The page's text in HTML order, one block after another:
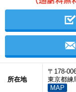
所在地
〒178-
東京都練
MAP